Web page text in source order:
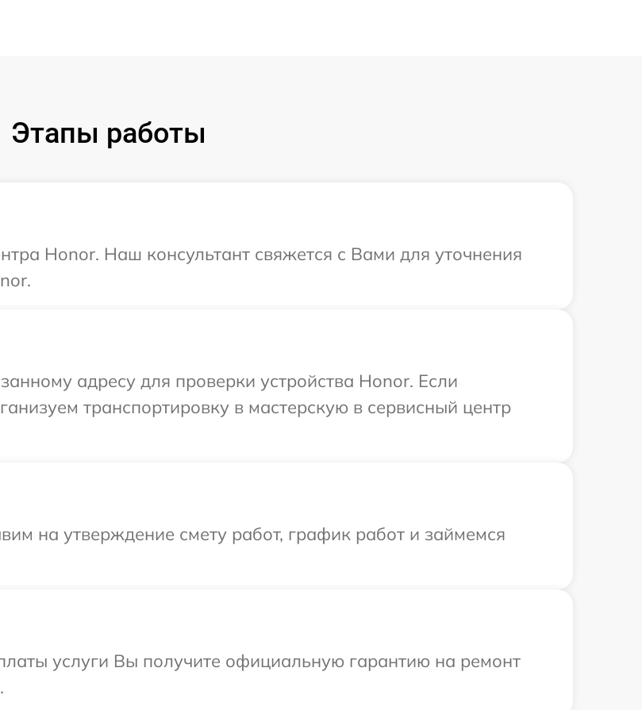
Этапы работы
Honor. Наш консультант свяжется с Вами для уточнения
адресу для проверки устройства Honor. Если
транспортировку в мастерскую в сервисный центр
на утверждение смету работ, график работ и займемся
услуги Вы получите официальную гарантию на ремонт